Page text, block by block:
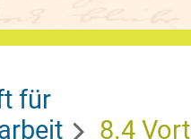
für
8.4